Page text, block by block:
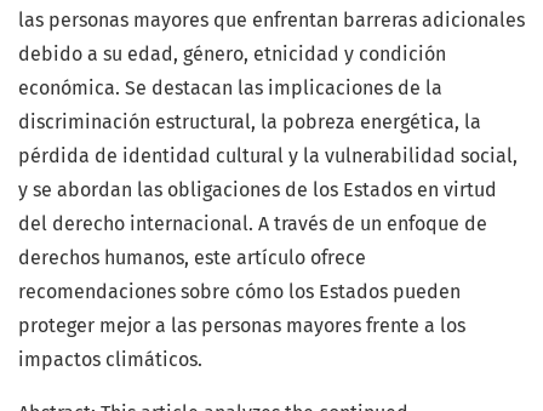
las personas mayores que enfrentan barreras adicionales
debido a su edad, género, etnicidad y condición
económica. Se destacan las implicaciones de la
discriminación estructural, la pobreza energética, la
pérdida de identidad cultural y la vulnerabilidad social,
y se abordan las obligaciones de los Estados en virtud
del derecho internacional. A través de un enfoque de
derechos humanos, este artículo ofrece
recomendaciones sobre cómo los Estados pueden
proteger mejor a las personas mayores frente a los
impactos climáticos.